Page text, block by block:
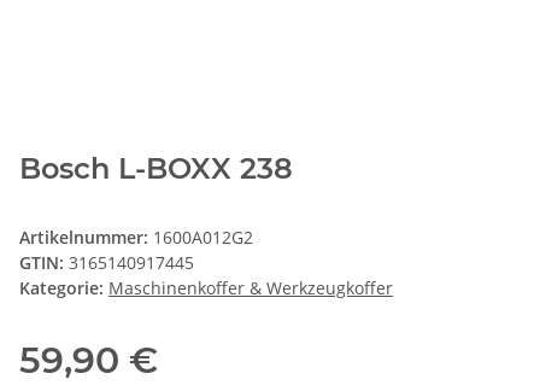
Bosch L-BOXX 238
Artikelnummer: 1600A012G2
GTIN: 3165140917445
Kategorie: Maschinenkoffer & Werkzeugkoffer
59,90 €